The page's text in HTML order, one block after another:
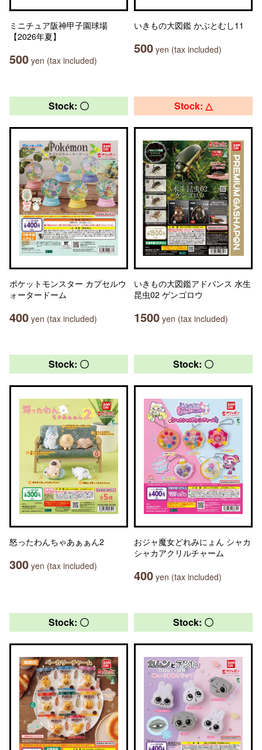
ミニチュア阪神甲子園球場
【2026年夏】
500 yen (tax included)
いきもの大図鑑 かぶとむし11
500 yen (tax included)
Stock: 〇
ポケットモンスター カプセルウ
ォータードーム
400 yen (tax included)
Stock: △
いきもの大図鑑アドバンス 水生
昆虫02 ゲンゴロウ
1500 yen (tax included)
Stock: 〇
怒ったわんちゃあぁぁん2
300 yen (tax included)
Stock: 〇
おジャ魔女どれみにょん シャカ
シャカアクリルチャーム
400 yen (tax included)
Stock: 〇 Stock: 〇